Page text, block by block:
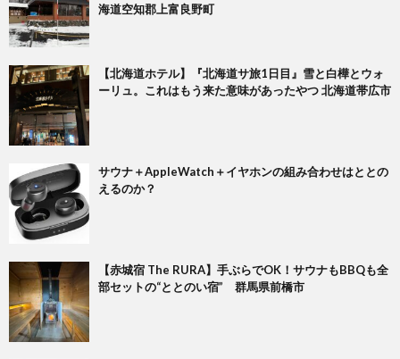
海道空知郡上富良野町
【北海道ホテル】『北海道サ旅1日目』雪と白樺とウォ
ーリュ。これはもう来た意味があったやつ 北海道帯広市
サウナ＋AppleWatch＋イヤホンの組み合わせはととの
えるのか？
【赤城宿 The RURA】手ぶらでOK！サウナもBBQも全
部セットの“ととのい宿” 群馬県前橋市